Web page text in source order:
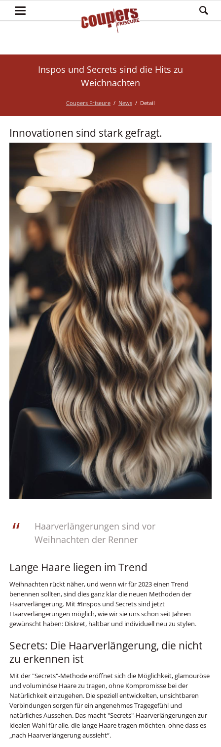
Inspos und Secrets sind die Hits zu
Weichnachten
Coupers Friseure News Detail
Innovationen sind stark gefragt.
Haarverlängerungen sind vor
Weihnachten der Renner
Lange Haare liegen im Trend
Weihnachten rückt näher, und wenn wir für 2023 einen Trend
benennen sollten, sind dies ganz klar die neuen Methoden der
Haarverlängerung. Mit #Inspos und Secrets sind jetzt
Haarverlängerungen möglich, wie wir sie uns schon seit Jahren
gewünscht haben: Diskret, haltbar und individuell neu zu stylen.
Secrets: Die Haarverlängerung, die nicht
zu erkennen ist
Mit der "Secrets"-Methode eröffnet sich die Möglichkeit, glamouröse
und voluminöse Haare zu tragen, ohne Kompromisse bei der
Natürlichkeit einzugehen. Die speziell entwickelten, unsichtbaren
Verbindungen sorgen für ein angenehmes Tragegefühl und
natürliches Aussehen. Das macht "Secrets"-Haarverlängerungen zur
idealen Wahl für alle, die lange Haare tragen möchten, ohne dass es
„nach Haarverlängerung aussieht“.